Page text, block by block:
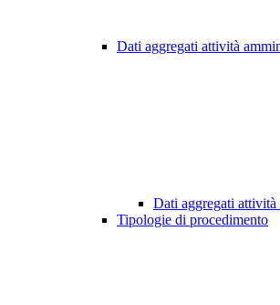
Dati aggregati attività
Dati aggregati attività
Tipologie di procedimento